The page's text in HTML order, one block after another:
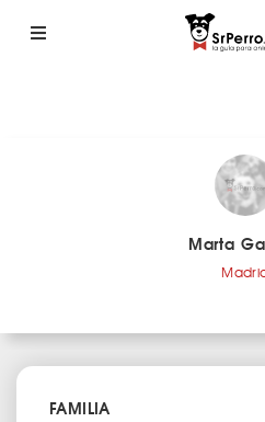
Marta
FAMILIA